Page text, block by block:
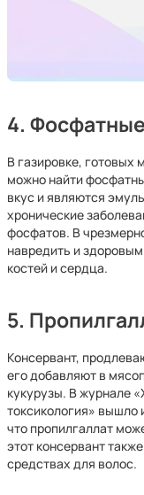
4.
В газировке, готовых
можно найти
вкус и являются
хронические
фосфатов. В
навредить и
костей и сердца.
5.
Консервант,
его добавляют в
кукурузы. В журнале
токсикология» вышло
что пропилгаллат
этот консервант
средствах для волос.